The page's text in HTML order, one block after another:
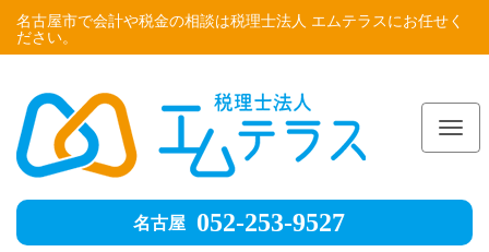
名古屋市で会計や税金の相談は税理士法人 エムテラスにお任せく
ださい。
名古屋 052-253-9527